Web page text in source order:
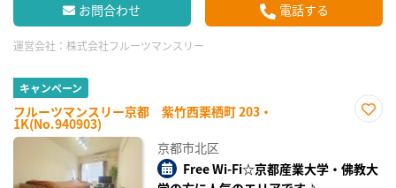
お問合わせ 電話する
運営会社： 株式会社フルーツマンスリー
キャンペーン
フルーツマンスリー京都 紫竹西栗栖町 203・
1K(No.940903)
録
京都市北区
Free Wi-Fi☆京都産業大学・佛教大